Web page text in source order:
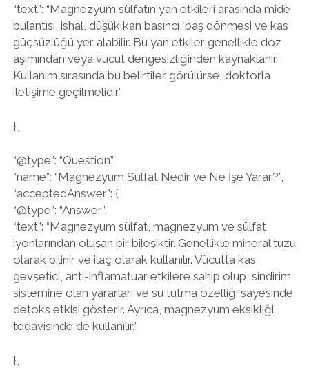
“text”: “Magnezyum sülfatın yan etkileri arasında mide
bulantısı, ishal, düşük kan basıncı, baş dönmesi ve kas
güçsüzlüğü yer alabilir. Bu yan etkiler genellikle doz
aşımından veya vücut dengesizliğinden kaynaklanır.
Kullanım sırasında bu belirtiler görülürse, doktorla
iletişime geçilmelidir.”
},
“@type”: “Question”,
“name”: “Magnezyum Sülfat Nedir ve Ne İşe Yarar?”,
“acceptedAnswer”: {
“@type”: “Answer”,
“text”: “Magnezyum sülfat, magnezyum ve sülfat
iyonlarından oluşan bir bileşiktir. Genellikle mineral tuzu
olarak bilinir ve ilaç olarak kullanılır. Vücutta kas
gevşetici, anti-inflamatuar etkilere sahip olup, sindirim
sistemine olan yararları ve su tutma özelliği sayesinde
detoks etkisi gösterir. Ayrıca, magnezyum eksikliği
tedavisinde de kullanılır.”
},